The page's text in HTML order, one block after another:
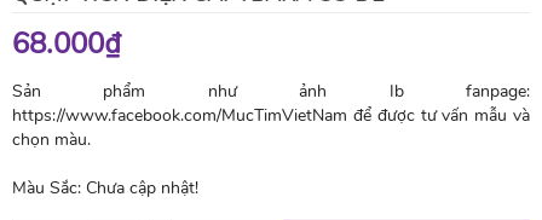
68.000₫
Sản phẩm như ảnh Ib fanpage:
https://www.facebook.com/MucTimVietNam để được tư vấn mẫu và
chọn màu.
Màu Sắc: Chưa cập nhật!